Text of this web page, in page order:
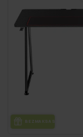
BEZ­MAK­SAS PIE­GĀ­DE